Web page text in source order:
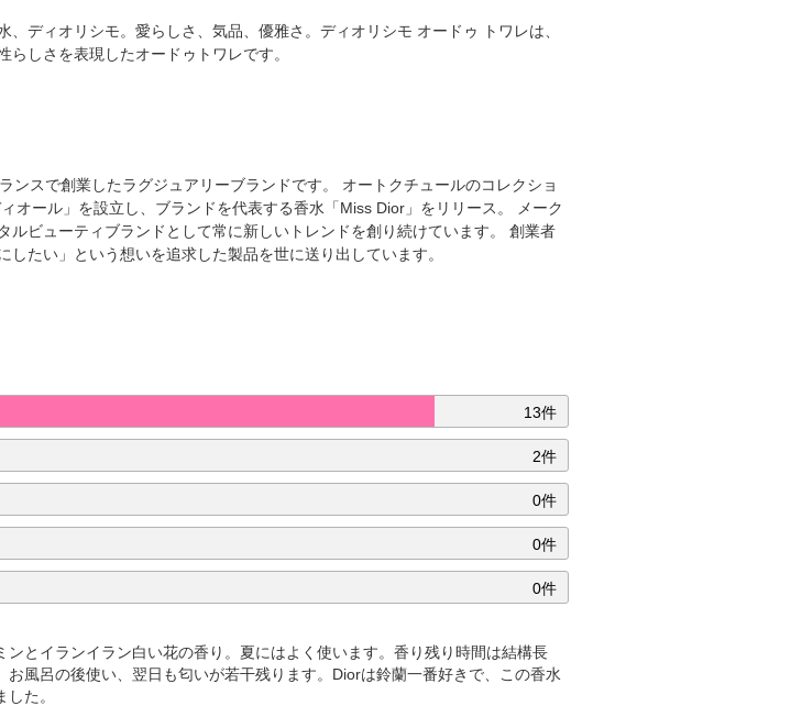
ディオリシモ。愛らしさ、気品、優雅さ。ディオリシモ オードゥ トワレは、
しさを表現したオードゥトワレです。
スで創業したラグジュアリーブランドです。 オートクチュールのコレクショ
オール」を設立し、ブランドを代表する香水「Miss Dior」をリリース。 メーク
ビューティブランドとして常に新しいトレンドを創り続けています。 創業者
たい」という想いを追求した製品を世に送り出しています。
13件
2件
0件
0件
0件
ンとイランイラン白い花の香り。夏にはよく使います。香り残り時間は結構長
お風呂の後使い、翌日も匂いが若干残ります。Diorは鈴蘭一番好きで、この香水
した。